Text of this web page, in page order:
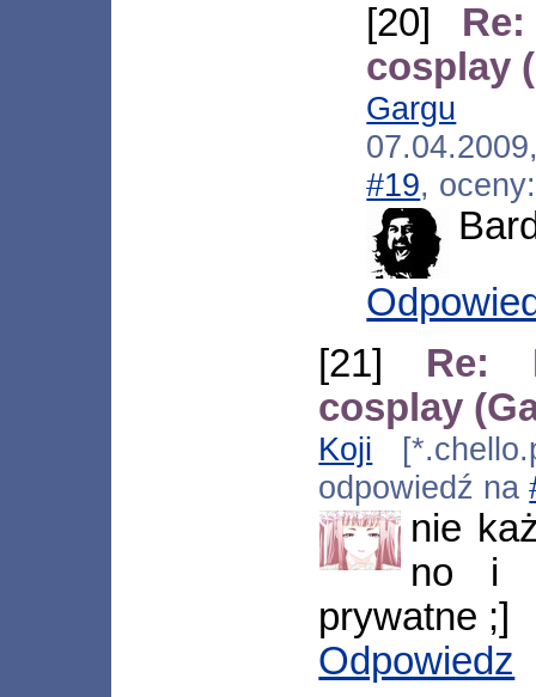
[20]
cosplay
Gargu
#19,
[21] Re:
cosplay
Koji
odpowiedź na
nie
no i
prywatne ;]
Odpowiedz